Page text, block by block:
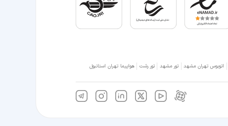
اتوبوس تهران مشهد تور مشهد تور رشت هواپیما تهران استانبول